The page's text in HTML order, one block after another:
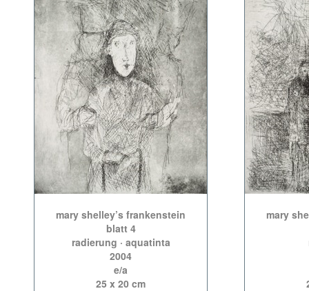
mary shelley’s frankenstein
blatt 4
radierung · aquatinta
2004
e/a
25 x 20 cm
mary